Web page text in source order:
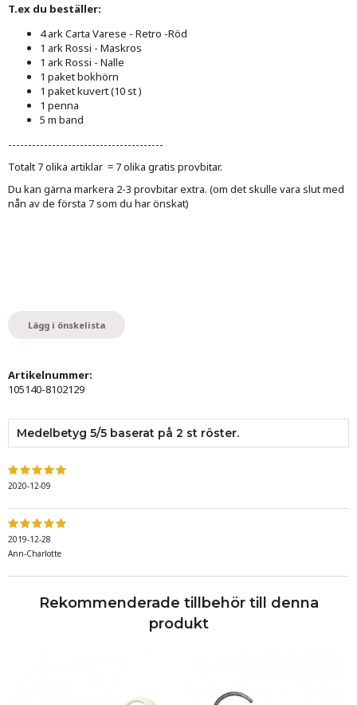
T.ex du beställer:
4 ark Carta Varese - Retro -Röd
1 ark Rossi - Maskros
1 ark Rossi - Nalle
1 paket bokhörn
1 paket kuvert (10 st )
1 penna
5 m band
---------------------------------------
Totalt 7 olika artiklar = 7 olika gratis provbitar.
Du kan gärna markera 2-3 provbitar extra. (om det skulle vara slut med
nån av de första 7 som du har önskat)
Lägg i önskelista
Artikelnummer:
105140-8102129
Medelbetyg 5/5 baserat på 2 st röster.
2020-12-09
2019-12-28
Ann-Charlotte
Rekommenderade tillbehör till denna
produkt